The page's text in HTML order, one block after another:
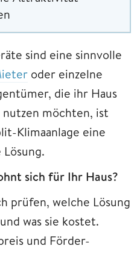
sind eine sinnvolle
oder einzelne
die ihr Haus
möchten, ist
Klimaanlage eine
sich für Ihr Haus?
prüfen, welche Lösung
was sie kostet.
und Förder-